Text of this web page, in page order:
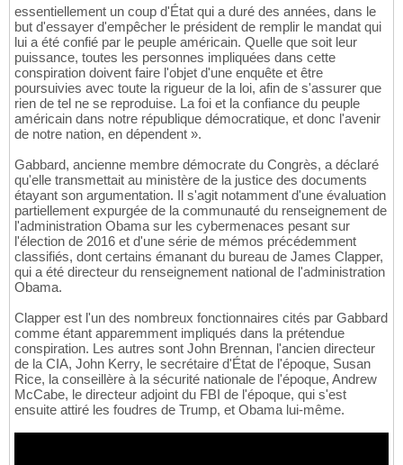
essentiellement un coup d'État qui a duré des années, dans le
but d'essayer d'empêcher le président de remplir le mandat qui
lui a été confié par le peuple américain. Quelle que soit leur
puissance, toutes les personnes impliquées dans cette
conspiration doivent faire l'objet d'une enquête et être
poursuivies avec toute la rigueur de la loi, afin de s'assurer que
rien de tel ne se reproduise. La foi et la confiance du peuple
américain dans notre république démocratique, et donc l'avenir
de notre nation, en dépendent ».
Gabbard, ancienne membre démocrate du Congrès, a déclaré
qu'elle transmettait au ministère de la justice des documents
étayant son argumentation. Il s'agit notamment d'une évaluation
partiellement expurgée de la communauté du renseignement de
l'administration Obama sur les cybermenaces pesant sur
l'élection de 2016 et d'une série de mémos précédemment
classifiés, dont certains émanant du bureau de James Clapper,
qui a été directeur du renseignement national de l'administration
Obama.
Clapper est l'un des nombreux fonctionnaires cités par Gabbard
comme étant apparemment impliqués dans la prétendue
conspiration. Les autres sont John Brennan, l'ancien directeur
de la CIA, John Kerry, le secrétaire d'État de l'époque, Susan
Rice, la conseillère à la sécurité nationale de l'époque, Andrew
McCabe, le directeur adjoint du FBI de l'époque, qui s'est
ensuite attiré les foudres de Trump, et Obama lui-même.